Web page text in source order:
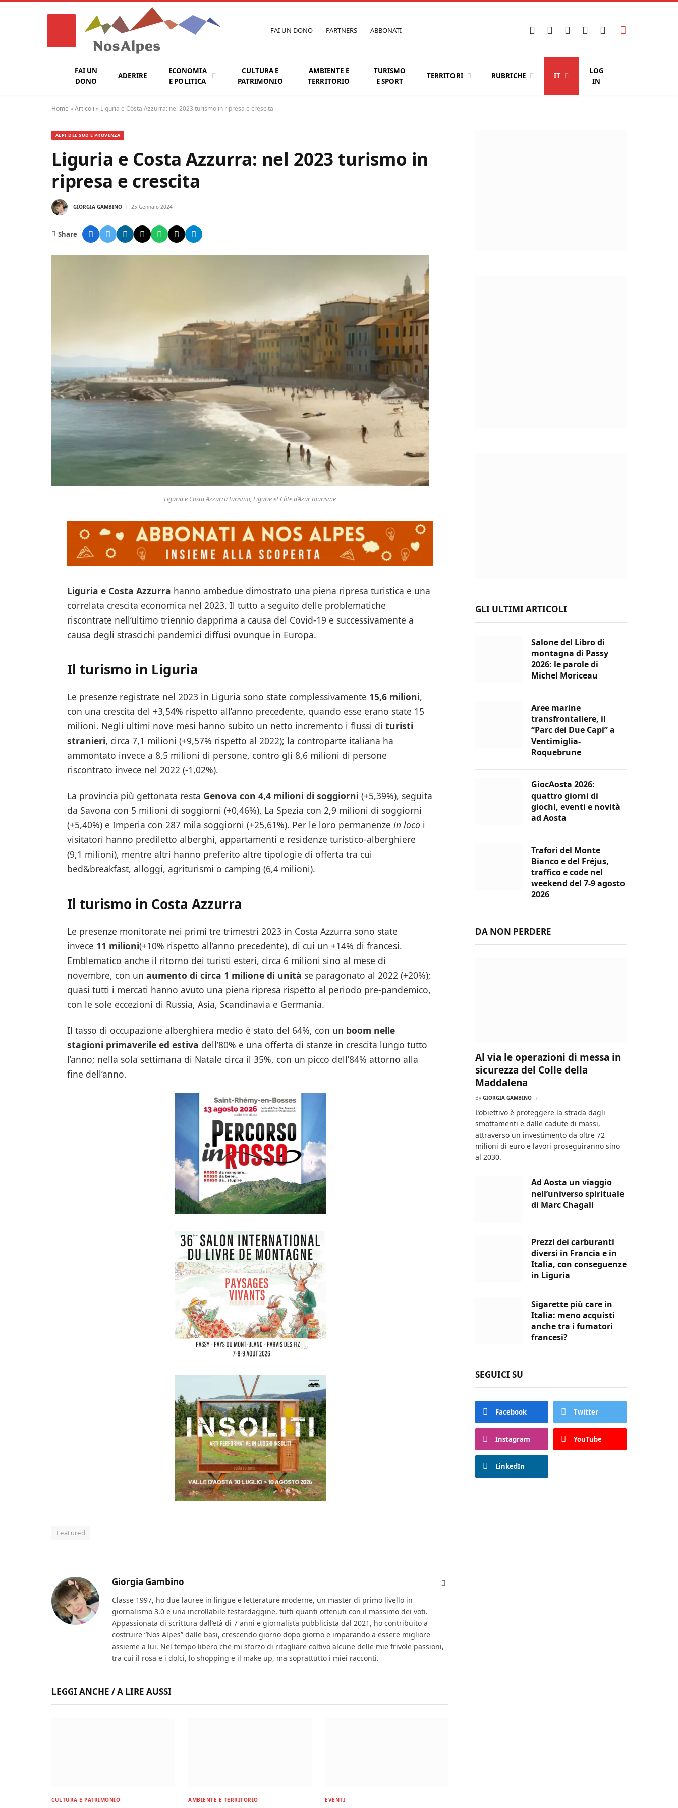
FAI UN DONO PARTNERS ABBONATI Facebook
X
Instagram
YouTubeLinkedIn
FAI UN
DONO
ADERIRE
ECONOMIA
E POLITICA
CULTURA E
PATRIMONIO
AMBIENTE E
TERRITORIO
TURISMO
E SPORT
TERRITORI RUBRICHE IT
LOG
IN
Home »Articoli » Liguria e Costa Azzurra: nel 2023 turismo in ripresa e crescita
ALPI DEL SUD E PROVENZA
Liguria e Costa Azzurra: nel 2023 turismo in
ripresa e crescita
GIORGIA GAMBINO 25 Gennaio 2024
Share
Liguria e Costa Azzurra turismo, Ligurie et Côte d’Azur tourisme
Liguria e Costa Azzurra hanno ambedue dimostrato una piena ripresa turistica e una
correlata crescita economica nel 2023. Il tutto a seguito delle problematiche
riscontrate nell’ultimo triennio dapprima a causa del Covid-19 e successivamente a
causa degli strascichi pandemici diffusi ovunque in Europa.
Il turismo in Liguria
Le presenze registrate nel 2023 in Liguria sono state complessivamente 15,6 milioni,
con una crescita del +3,54% rispetto all’anno precedente, quando esse erano state 15
milioni. Negli ultimi nove mesi hanno subito un netto incremento i flussi di turisti
stranieri, circa 7,1 milioni (+9,57% rispetto al 2022); la controparte italiana ha
ammontato invece a 8,5 milioni di persone, contro gli 8,6 milioni di persone
riscontrato invece nel 2022 (-1,02%).
La provincia più gettonata resta Genova con 4,4 milioni di soggiorni (+5,39%), seguita
da Savona con 5 milioni di soggiorni (+0,46%), La Spezia con 2,9 milioni di soggiorni
(+5,40%) e Imperia con 287 mila soggiorni (+25,61%). Per le loro permanenze in loco i
visitatori hanno prediletto alberghi, appartamenti e residenze turistico-alberghiere
(9,1 milioni), mentre altri hanno preferito altre tipologie di offerta tra cui
bed&breakfast, alloggi, agriturismi o camping (6,4 milioni).
Il turismo in Costa Azzurra
Le presenze monitorate nei primi tre trimestri 2023 in Costa Azzurra sono state
invece 11 milioni(+10% rispetto all’anno precedente), di cui un +14% di francesi.
Emblematico anche il ritorno dei turisti esteri, circa 6 milioni sino al mese di
novembre, con un aumento di circa 1 milione di unità se paragonato al 2022 (+20%);
quasi tutti i mercati hanno avuto una piena ripresa rispetto al periodo pre-pandemico,
con le sole eccezioni di Russia, Asia, Scandinavia e Germania.
Il tasso di occupazione alberghiera medio è stato del 64%, con un boom nelle
stagioni primaverile ed estiva dell’80% e una offerta di stanze in crescita lungo tutto
l’anno; nella sola settimana di Natale circa il 35%, con un picco dell’84% attorno alla
fine dell’anno.
Featured
Giorgia Gambino
Classe 1997, ho due lauree in lingue e letterature moderne, un master di primo livello in
giornalismo 3.0 e una incrollabile testardaggine, tutti quanti ottenuti con il massimo dei voti.
Appassionata di scrittura dall’età di 7 anni e giornalista pubblicista dal 2021, ho contribuito a
costruire “Nos Alpes” dalle basi, crescendo giorno dopo giorno e imparando a essere migliore
assieme a lui. Nel tempo libero che mi sforzo di ritagliare coltivo alcune delle mie frivole passioni,
tra cui il rosa e i dolci, lo shopping e il make up, ma soprattutto i miei racconti.
LEGGI ANCHE / A LIRE AUSSI
CULTURA E PATRIMONIO AMBIENTE E TERRITORIO EVENTI
GLI ULTIMI ARTICOLI
Salone del Libro di
montagna di Passy
2026: le parole di
Michel Moriceau
Aree marine
transfrontaliere, il
“Parc dei Due Capi” a
Ventimiglia-
Roquebrune
GiocAosta 2026:
quattro giorni di
giochi, eventi e novità
ad Aosta
Trafori del Monte
Bianco e del Fréjus,
traffico e code nel
weekend del 7-9 agosto
2026
DA NON PERDERE
Al via le operazioni di messa in
sicurezza del Colle della
Maddalena
By GIORGIA GAMBINO
L’obiettivo è proteggere la strada dagli
smottamenti e dalle cadute di massi,
attraverso un investimento da oltre 72
milioni di euro e lavori proseguiranno sino
al 2030.
Ad Aosta un viaggio
nell’universo spirituale
di Marc Chagall
Prezzi dei carburanti
diversi in Francia e in
Italia, con conseguenze
in Liguria
Sigarette più care in
Italia: meno acquisti
anche tra i fumatori
francesi?
SEGUICI SU
Facebook Twitter
Instagram YouTube
LinkedIn